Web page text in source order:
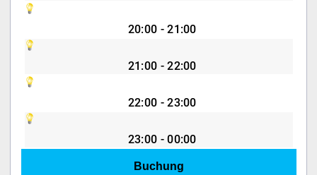
20:00 - 21:00
21:00 - 22:00
22:00 - 23:00
23:00 - 00:00